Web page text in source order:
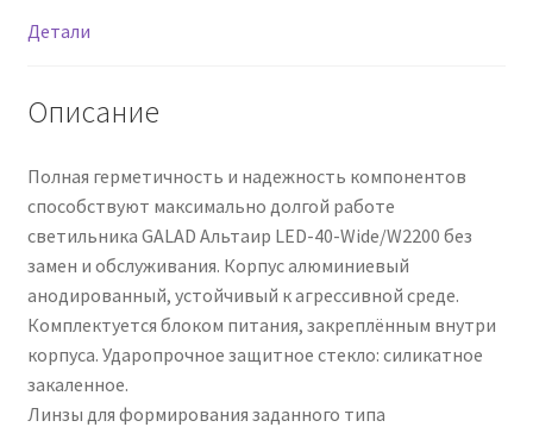
Детали
Описание
Полная герметичность и надежность компонентов
способствуют максимально долгой работе
светильника GALAD Альтаир LED-40-Wide/W2200 без
замен и обслуживания. Корпус алюминиевый
анодированный, устойчивый к агрессивной среде.
Комплектуется блоком питания, закреплённым внутри
корпуса. Ударопрочное защитное стекло: силикатное
закаленное.
Линзы для формирования заданного типа